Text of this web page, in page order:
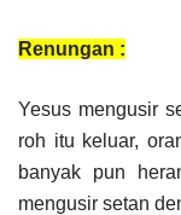
Renungan :
Yesus mengusir
roh itu keluar,
banyak pun
mengusir setan